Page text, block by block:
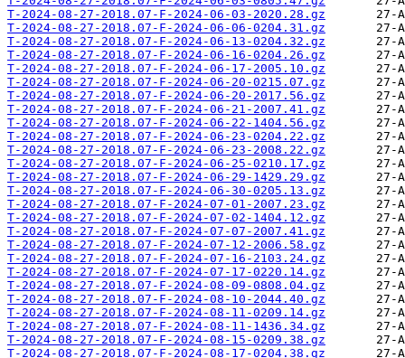
T-2024-08-27-2018.07-F-2024-06-03-2020.28.gz
T-2024-08-27-2018.07-F-2024-06-06-0204.31.gz
T-2024-08-27-2018.07-F-2024-06-13-0204.32.gz
T-2024-08-27-2018.07-F-2024-06-16-0204.26.gz
T-2024-08-27-2018.07-F-2024-06-17-2005.10.gz
T-2024-08-27-2018.07-F-2024-06-20-0215.07.gz
T-2024-08-27-2018.07-F-2024-06-20-2017.56.gz
T-2024-08-27-2018.07-F-2024-06-21-2007.41.gz
T-2024-08-27-2018.07-F-2024-06-22-1404.56.gz
T-2024-08-27-2018.07-F-2024-06-23-0204.22.gz
T-2024-08-27-2018.07-F-2024-06-23-2008.22.gz
T-2024-08-27-2018.07-F-2024-06-25-0210.17.gz
T-2024-08-27-2018.07-F-2024-06-29-1429.29.gz
T-2024-08-27-2018.07-F-2024-06-30-0205.13.gz
T-2024-08-27-2018.07-F-2024-07-01-2007.23.gz
T-2024-08-27-2018.07-F-2024-07-02-1404.12.gz
T-2024-08-27-2018.07-F-2024-07-07-2007.41.gz
T-2024-08-27-2018.07-F-2024-07-12-2006.58.gz
T-2024-08-27-2018.07-F-2024-07-16-2103.24.gz
T-2024-08-27-2018.07-F-2024-07-17-0220.14.gz
T-2024-08-27-2018.07-F-2024-08-09-0808.04.gz
T-2024-08-27-2018.07-F-2024-08-10-2044.40.gz
T-2024-08-27-2018.07-F-2024-08-11-0209.14.gz
T-2024-08-27-2018.07-F-2024-08-11-1436.34.gz
T-2024-08-27-2018.07-F-2024-08-15-0209.38.gz
T-2024-08-27-2018.07-F-2024-08-17-0204.38.gz